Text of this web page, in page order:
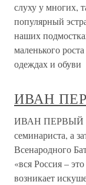
слуху у многих,
популярный
наших
маленького
одеждах и обуви
ИВАН
ИВАН ПЕРВЫЙ
семинариста, а
Всенародного
«вся Россия –
возникает